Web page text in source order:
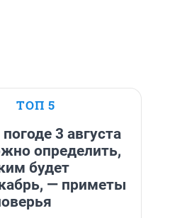
ТОП 5
3 августа
определить,
будет
— приметы